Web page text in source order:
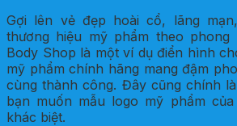
Gợi lên vẻ đẹp hoài cổ, lãng
thương hiệu mỹ phẩm theo
Body Shop là một ví dụ điển hình
mỹ phẩm chính hãng mang đậm
cùng thành công. Đây cũng chính
bạn muốn mẫu logo mỹ phẩm
khác biệt.